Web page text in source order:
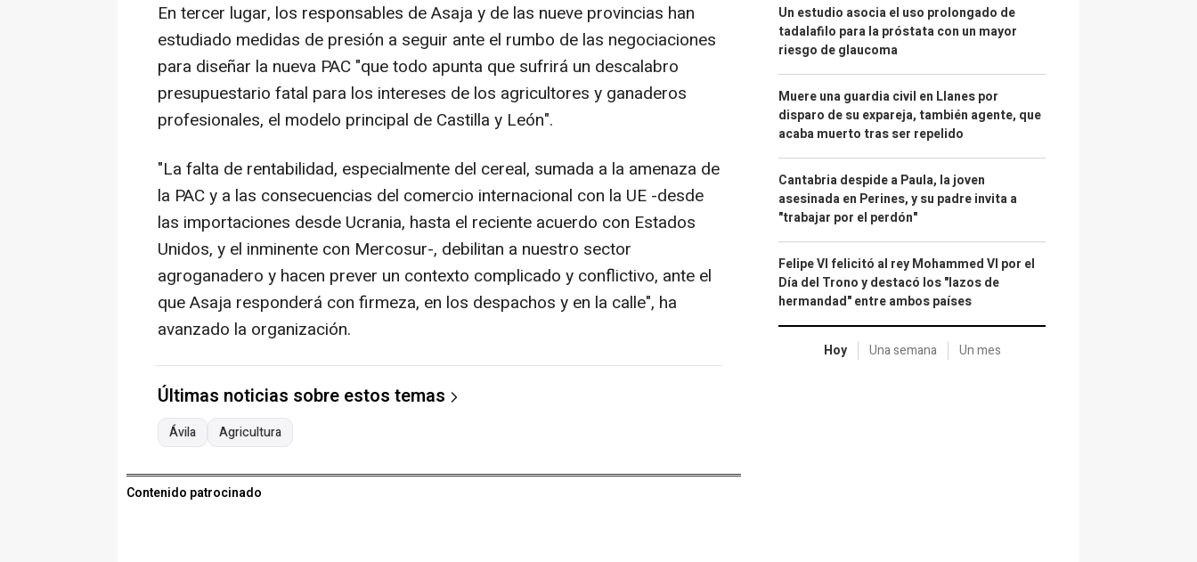
En tercer lugar, los responsables de Asaja y de las nueve provincias han
estudiado medidas de presión a seguir ante el rumbo de las negociaciones
para diseñar la nueva PAC "que todo apunta que sufrirá un descalabro
presupuestario fatal para los intereses de los agricultores y ganaderos
profesionales, el modelo principal de Castilla y León".
"La falta de rentabilidad, especialmente del cereal, sumada a la amenaza de
la PAC y a las consecuencias del comercio internacional con la UE -desde
las importaciones desde Ucrania, hasta el reciente acuerdo con Estados
Unidos, y el inminente con Mercosur-, debilitan a nuestro sector
agroganadero y hacen prever un contexto complicado y conflictivo, ante el
que Asaja responderá con firmeza, en los despachos y en la calle", ha
avanzado la organización.
Últimas noticias sobre estos temas
Ávila Agricultura
Contenido patrocinado
Un estudio asocia el uso prolongado de
tadalafilo para la próstata con un mayor
riesgo de glaucoma
Muere una guardia civil en Llanes por
disparo de su expareja, también agente, que
acaba muerto tras ser repelido
Cantabria despide a Paula, la joven
asesinada en Perines, y su padre invita a
"trabajar por el perdón"
Felipe VI felicitó al rey Mohammed VI por el
Día del Trono y destacó los "lazos de
hermandad" entre ambos países
Hoy Una semana Un mes